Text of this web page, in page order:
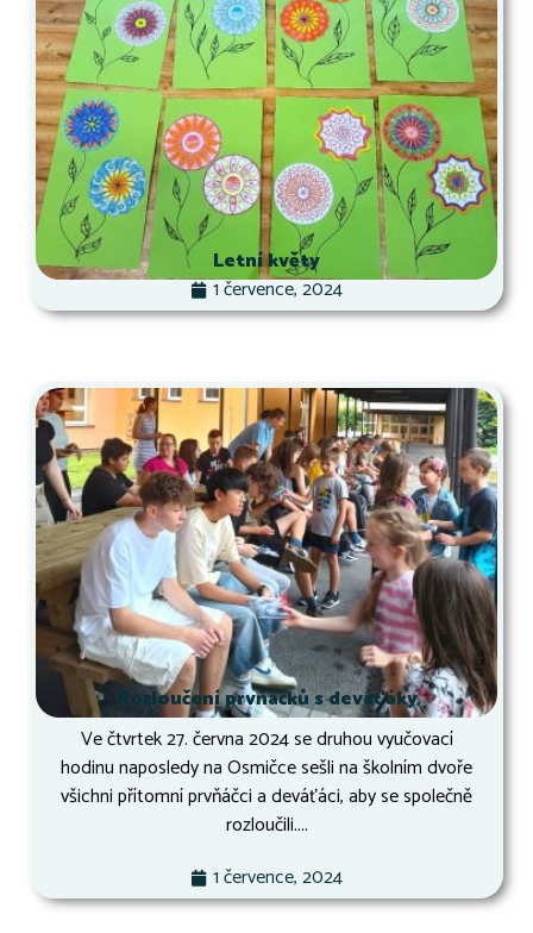
Letní květy
1 července, 2024
Rozloučení prvňáčků s deváťáky
Ve čtvrtek 27. června 2024 se druhou vyučovací
hodinu naposledy na Osmičce sešli na školním dvoře
všichni přítomní prvňáčci a deváťáci, aby se společně
rozloučili....
1 července, 2024